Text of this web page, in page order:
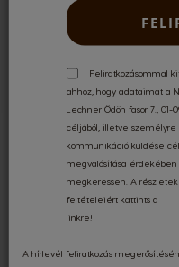
Feliratkozásommal
ahhoz, hogy adataimat a
Lechner Ödön fasor 7.,
céljából, illetve
kommunikáció küldése
megvalósítása
megkeressen. A
feltételeiért kattints a
linkre!
A hírlevél feliratkozás